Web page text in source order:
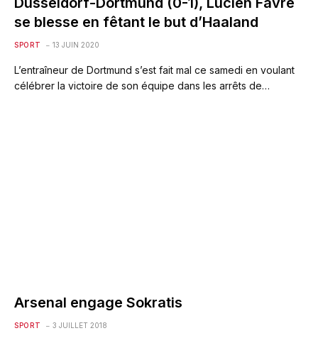
se blesse en fêtant le but d’Haaland
SPORT 13 JUIN 2020
L’entraîneur de Dortmund s’est fait mal ce samedi en voulant
célébrer la victoire de son équipe dans les arrêts de…
Arsenal engage Sokratis
SPORT 3 JUILLET 2018